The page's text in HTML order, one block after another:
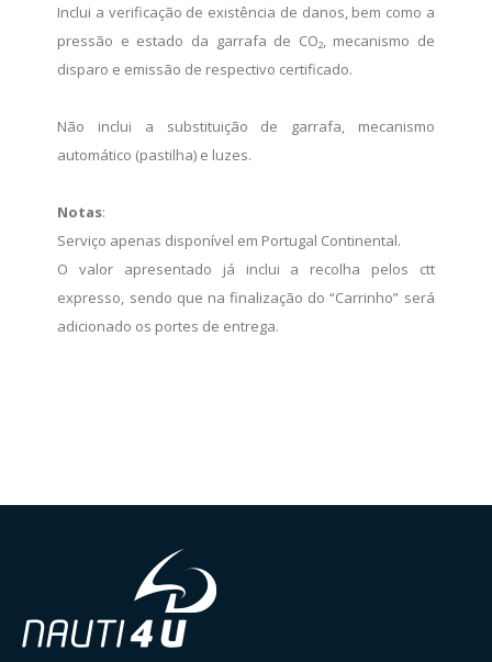
Inclui a verificação de existência de danos, bem como a
pressão e estado da garrafa de CO₂, mecanismo de
disparo e emissão de respectivo certificado.
Não inclui a substituição de garrafa, mecanismo
automático (pastilha) e luzes.
Notas:
Serviço apenas disponível em Portugal Continental.
O valor apresentado já inclui a recolha pelos ctt
expresso, sendo que na finalização do “Carrinho” será
adicionado os portes de entrega.